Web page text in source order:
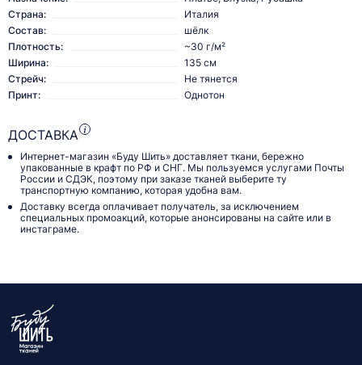
Страна:
Италия
Состав:
шёлк
Плотность:
~30 г/м²
Ширина:
135 см
Стрейч:
Не тянется
Принт:
Однотон
ДОСТАВКА
Интернет-магазин «Буду Шить» доставляет ткани, бережно
упакованные в крафт по РФ и СНГ. Мы пользуемся услугами Почты
России и СДЭК, поэтому при заказе тканей выберите ту
транспортную компанию, которая удобна вам.
Доставку всегда оплачивает получатель, за исключением
специальных промоакций, которые анонсированы на сайте или в
инстаграме.